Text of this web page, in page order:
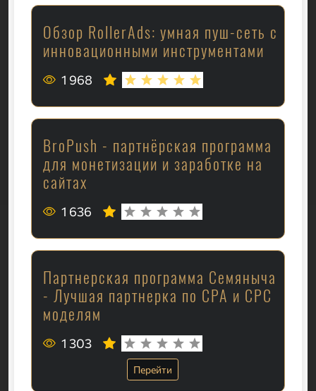
Обзор RollerAds: умная пуш-сеть с
инновационными инструментами
1 968
BroPush - партнёрская программа
для монетизации и заработке на
сайтах
1 636
Партнерская программа Семяныча
- Лучшая партнерка по CPA и CPC
моделям
1 303
Перейти